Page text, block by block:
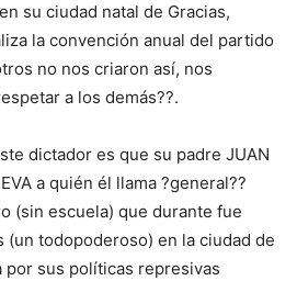
su ciudad natal de Gracias,
la convención anual del partido
no nos criaron así, nos
a los demás??.
dictador es que su padre JUAN
a quién él llama ?general??
(sin escuela) que durante fue
(un todopoderoso) en la ciudad de
por sus políticas represivas